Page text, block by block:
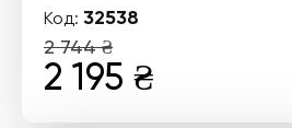
Код: 32538
2 744₴
цена
2 195 ₴
цена: